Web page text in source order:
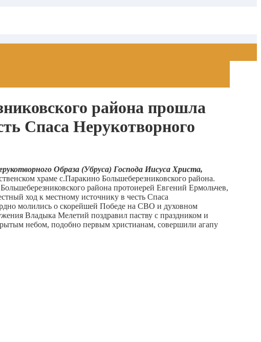
района прошла
Спаса Нерукотворного
Образа (Убруса) Господа Иисуса Христа,
храме с.Паракино Большеберезниковского района.
района протоиерей Евгений Ермольчев,
ход к местному источнику в честь Спаса
молились о скорейшей Победе на СВО и духовном
Владыка Мелетий поздравил паству с праздником и
небом, подобно первым христианам, совершили агапу